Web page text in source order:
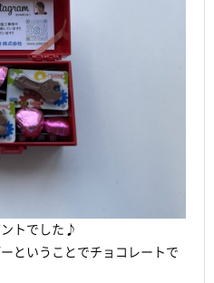
ントでした♪
ということでチョコレートで